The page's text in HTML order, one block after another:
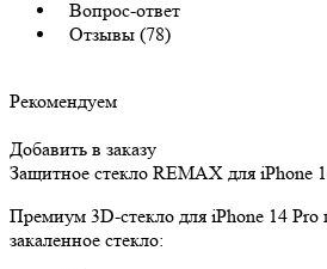
Вопрос-ответ
Отзывы (78)
Рекомендуем
Добавить в заказу
Защитное стекло REMAX для iPhone
Премиум 3D-стекло для iPhone 14 Pro
закаленное стекло: